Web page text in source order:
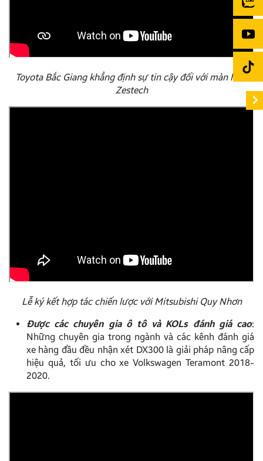
Toyota Bắc Giang khẳng định sự tin cậy đối với màn hình
Zestech
Lễ ký kết hợp tác chiến lược với Mitsubishi Quy Nhơn
Được các chuyên gia ô tô và KOLs đánh giá cao:
Những chuyên gia trong ngành và các kênh đánh giá
xe hàng đầu đều nhận xét DX300 là giải pháp nâng cấp
hiệu quả, tối ưu cho xe Volkswagen Teramont 2018-
2020.